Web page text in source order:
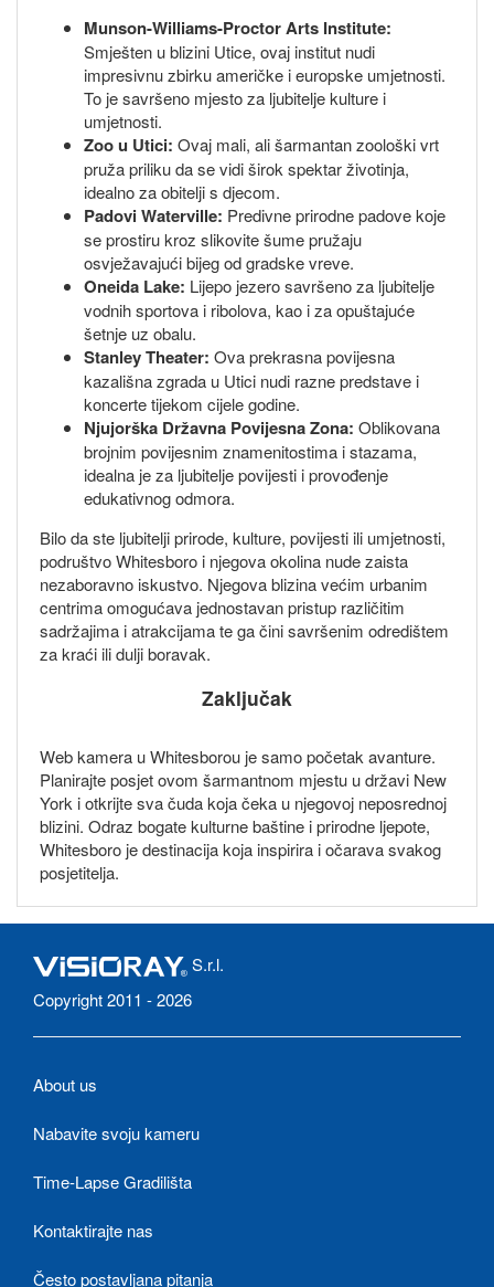
Munson-Williams-Proctor Arts Institute:
Smješten u blizini Utice, ovaj institut nudi
impresivnu zbirku američke i europske umjetnosti.
To je savršeno mjesto za ljubitelje kulture i
umjetnosti.
Zoo u Utici: Ovaj mali, ali šarmantan zoološki vrt
pruža priliku da se vidi širok spektar životinja,
idealno za obitelji s djecom.
Padovi Waterville: Predivne prirodne padove koje
se prostiru kroz slikovite šume pružaju
osvježavajući bijeg od gradske vreve.
Oneida Lake: Lijepo jezero savršeno za ljubitelje
vodnih sportova i ribolova, kao i za opuštajuće
šetnje uz obalu.
Stanley Theater: Ova prekrasna povijesna
kazališna zgrada u Utici nudi razne predstave i
koncerte tijekom cijele godine.
Njujorška Državna Povijesna Zona: Oblikovana
brojnim povijesnim znamenitostima i stazama,
idealna je za ljubitelje povijesti i provođenje
edukativnog odmora.
Bilo da ste ljubitelji prirode, kulture, povijesti ili umjetnosti,
podruštvo Whitesboro i njegova okolina nude zaista
nezaboravno iskustvo. Njegova blizina većim urbanim
centrima omogućava jednostavan pristup različitim
sadržajima i atrakcijama te ga čini savršenim odredištem
za kraći ili dulji boravak.
Zaključak
Web kamera u Whitesborou je samo početak avanture.
Planirajte posjet ovom šarmantnom mjestu u državi New
York i otkrijte sva čuda koja čeka u njegovoj neposrednoj
blizini. Odraz bogate kulturne baštine i prirodne ljepote,
Whitesboro je destinacija koja inspirira i očarava svakog
posjetitelja.
S.r.l.
Copyright 2011 - 2026
About us
Nabavite svoju kameru
Time-Lapse Gradilišta
Kontaktirajte nas
Često postavljana pitanja